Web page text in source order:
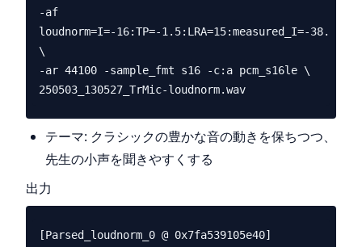
-af
loudnorm=I=-16:TP=-1.5:LRA=15:measured_I=-
\
-ar 44100 -sample_fmt s16 -c:a pcm_s16le \
テーマ: クラシックの豊かな音の動きを保ちつつ、
先生の小声を聞きやすくする
出力
[Parsed_loudnorm_0 @ 0x7fa539105e40]